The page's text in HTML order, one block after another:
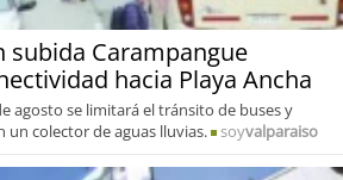
subida Carampangue
hacia Playa Ancha
agosto se limitará el tránsito de buses y
un colector de aguas lluvias.
soyvalparaiso